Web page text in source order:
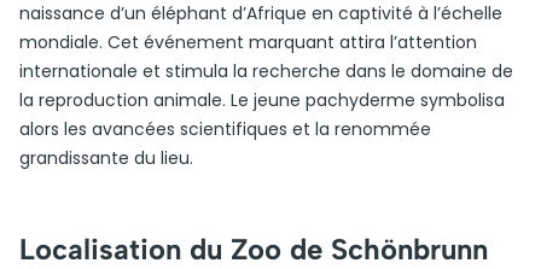
naissance d’un éléphant d’Afrique en captivité à l’échelle
mondiale. Cet événement marquant attira l’attention
internationale et stimula la recherche dans le domaine de
la reproduction animale. Le jeune pachyderme symbolisa
alors les avancées scientifiques et la renommée
grandissante du lieu.
Localisation du Zoo de Schönbrunn